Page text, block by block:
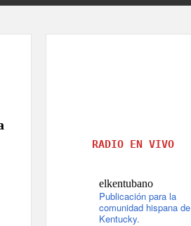
RADIO EN VIVO
elkentubano
Publicación para la
comunidad hispana de
Kentucky.